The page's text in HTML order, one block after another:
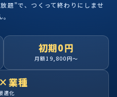
題”で、つくって終わりにしませ
。
初期0円
月額19,800円〜
業種
適化